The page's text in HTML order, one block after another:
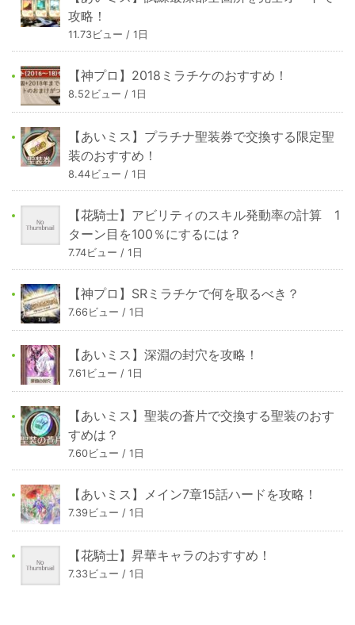
攻略！
11.73ビュー / 1日
【神プロ】2018ミラチケのおすすめ！
8.52ビュー / 1日
【あいミス】プラチナ聖装券で交換する限定聖
装のおすすめ！
8.44ビュー / 1日
【花騎士】アビリティのスキル発動率の計算 1
ターン目を100％にするには？
7.74ビュー / 1日
【神プロ】SRミラチケで何を取るべき？
7.66ビュー / 1日
【あいミス】深淵の封穴を攻略！
7.61ビュー / 1日
【あいミス】聖装の蒼片で交換する聖装のおす
すめは？
7.60ビュー / 1日
【あいミス】メイン7章15話ハードを攻略！
7.39ビュー / 1日
【花騎士】昇華キャラのおすすめ！
7.33ビュー / 1日